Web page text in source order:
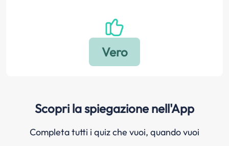
Scopri la spiegazione nell'App
Completa tutti i quiz che vuoi, quando vuoi